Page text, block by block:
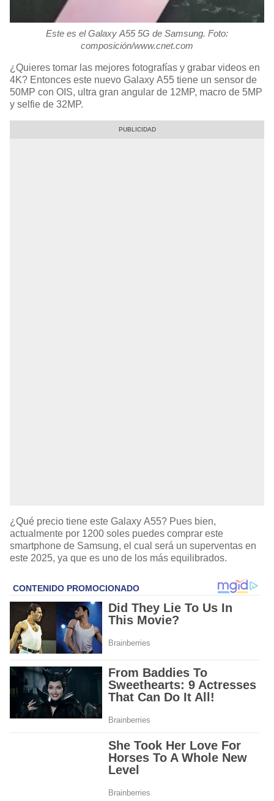
Este es el Galaxy A55 5G de Samsung. Foto:
composición/www.cnet.com
¿Quieres tomar las mejores fotografías y grabar videos en
4K? Entonces este nuevo Galaxy A55 tiene un sensor de
50MP con OIS, ultra gran angular de 12MP, macro de 5MP
y selfie de 32MP.
¿Qué precio tiene este Galaxy A55? Pues bien,
actualmente por 1200 soles puedes comprar este
smartphone de Samsung, el cual será un superventas en
este 2025, ya que es uno de los más equilibrados.